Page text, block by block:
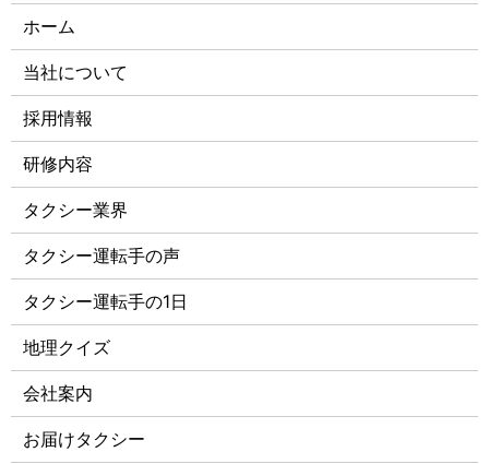
ホーム
当社について
採用情報
研修内容
タクシー業界
タクシー運転手の声
タクシー運転手の1日
地理クイズ
会社案内
お届けタクシー